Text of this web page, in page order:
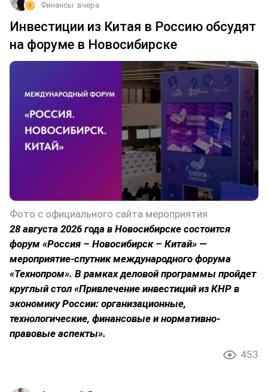
Финансы вчера
Инвестиции из Китая в Россию обсудят
на форуме в Новосибирске
Фото с официального сайта мероприятия
28 августа 2026 года в Новосибирске состоится
форум «Россия – Новосибирск – Китай» —
мероприятие-спутник международного форума
«Технопром». В рамках деловой программы пройдет
круглый стол «Привлечение инвестиций из КНР в
экономику России: организационные,
технологические, финансовые и нормативно-
правовые аспекты».
453